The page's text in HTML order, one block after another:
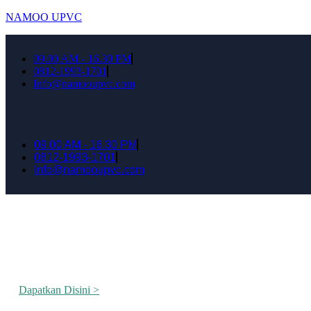
NAMOO UPVC
09.00 AM - 16.30 PM
0812-1993-1701
Info@namooupvc.com
09.00 AM - 16.30 PM
0812-1993-1701
Info@namooupvc.com
Dapatkan Disini >